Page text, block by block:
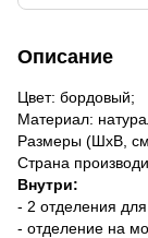
Описание
Цвет: бордовый;
Материал:
Размеры (ШхВ,
Страна
Внутри:
- 2 отделения
- отделение на